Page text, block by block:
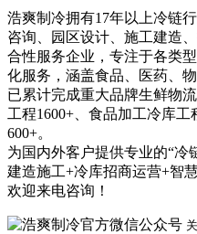
浩爽制冷拥有17年以上冷链
咨询、园区设计、施工建造
合性服务企业，专注于各类
化服务，涵盖食品、医药、
已累计完成重大品牌生鲜物
工程1600+、食品加工冷库工
600+。
为国内外客户提供专业的“冷
建造施工+冷库招商运营+智
欢迎来电咨询！